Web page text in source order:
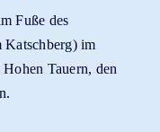
Fuße des
Katschberg) im
Tauern, den